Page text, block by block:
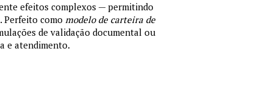
efeitos complexos — permitindo
Perfeito como modelo de carteira de
de validação documental ou
e atendimento.